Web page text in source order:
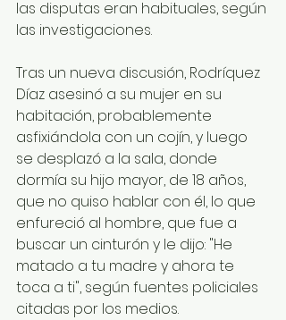
las disputas eran habituales, según
las investigaciones.
Tras un nueva discusión, Rodríquez
Díaz asesinó a su mujer en su
habitación, probablemente
asfixiándola con un cojín, y luego
se desplazó a la sala, donde
dormía su hijo mayor, de 18 años,
que no quiso hablar con él, lo que
enfureció al hombre, que fue a
buscar un cinturón y le dijo: "He
matado a tu madre y ahora te
toca a ti", según fuentes policiales
citadas por los medios.